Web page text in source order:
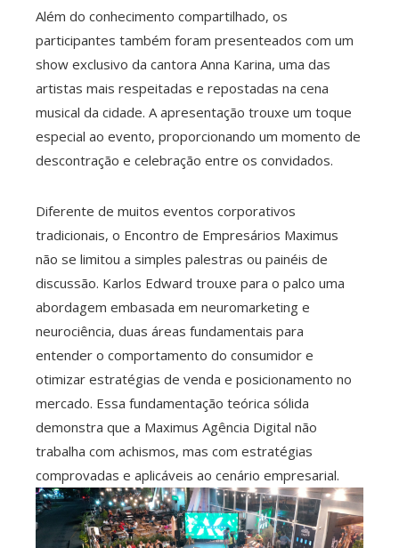
Além do conhecimento compartilhado, os
participantes também foram presenteados com um
show exclusivo da cantora Anna Karina, uma das
artistas mais respeitadas e repostadas na cena
musical da cidade. A apresentação trouxe um toque
especial ao evento, proporcionando um momento de
descontração e celebração entre os convidados.
Diferente de muitos eventos corporativos
tradicionais, o Encontro de Empresários Maximus
não se limitou a simples palestras ou painéis de
discussão. Karlos Edward trouxe para o palco uma
abordagem embasada em neuromarketing e
neurociência, duas áreas fundamentais para
entender o comportamento do consumidor e
otimizar estratégias de venda e posicionamento no
mercado. Essa fundamentação teórica sólida
demonstra que a Maximus Agência Digital não
trabalha com achismos, mas com estratégias
comprovadas e aplicáveis ao cenário empresarial.